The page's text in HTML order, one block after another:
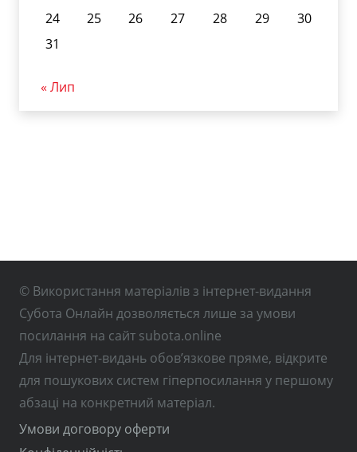
24
25 26 27 28 29
30
31
« Лип
© Використання матеріалів з інтернет-видання
Субота Онлайн дозволяється лише за умови
посилання на сайт subota.online
Для інтернет-видань обов’язкове пряме, відкрите
для пошукових систем гіперпосилання у першому
абзаці на конкретний матеріал.
Умови договору оферти